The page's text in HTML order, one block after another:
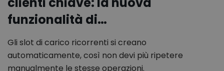
funzionalità di…
Gli slot di carico ricorrenti si creano
automaticamente, così non devi più ripetere
manualmente le stesse operazioni.